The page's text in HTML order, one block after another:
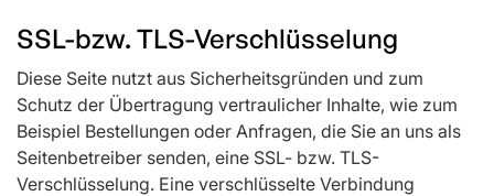
SSL-bzw. TLS-Verschlüsselung
Diese Seite nutzt aus Sicherheitsgründen und zum
Schutz der Übertragung vertraulicher Inhalte, wie zum
Beispiel Bestellungen oder Anfragen, die Sie an uns als
Seitenbetreiber senden, eine SSL- bzw. TLS-
Verschlüsselung. Eine verschlüsselte Verbindung